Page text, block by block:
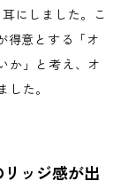
にしました。こ
得意とする「オ
か」と考え、オ
た。
ッジ感が出